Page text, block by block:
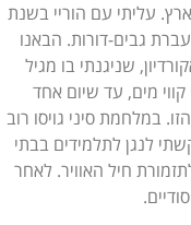
לארץ. עליתי עם הוריי בשנת
גבים-דורות. הבאנו
שניגנתי בו מגיל
מים, עד שיום אחד
במלחמת סיני גויסו רוב
לנגן לתלמידים בבתי
חיל האוויר. לאחר